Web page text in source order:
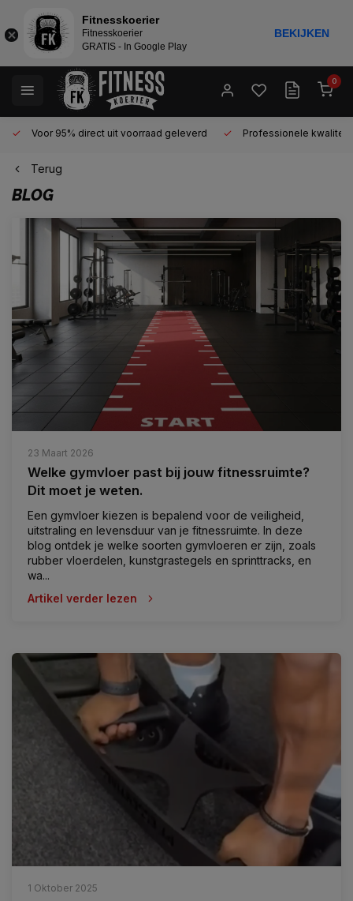
0
Voor 95% direct uit voorraad geleverd Professionele kwaliteit
Terug
BLOG
23 Maart 2026
Welke gymvloer past bij jouw fitnessruimte?
Dit moet je weten.
Een gymvloer kiezen is bepalend voor de veiligheid,
uitstraling en levensduur van je fitnessruimte. In deze
blog ontdek je welke soorten gymvloeren er zijn, zoals
rubber vloerdelen, kunstgrastegels en sprinttracks, en
wa...
Artikel verder lezen
1 Oktober 2025
Fitnesskoerier
Fitnesskoerier
GRATIS - In Google Play
BEKIJKEN